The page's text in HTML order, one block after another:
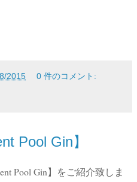
2015 0 件のコメント:
Pool Gin】
Pool Gin 】をご紹介致しま